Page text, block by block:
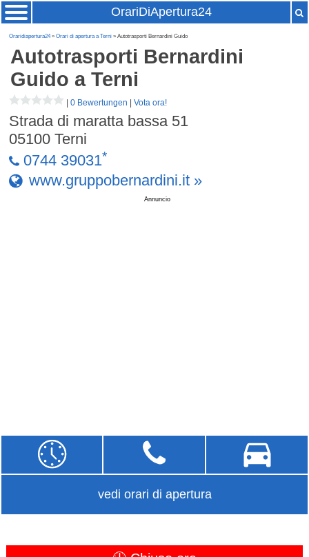
OrariDiApertura24
Oraridiapertura24»Orari di apertura a Terni » Autotrasporti Bernardini Guido
Autotrasporti Bernardini
Guido a Terni
|0 Bewertungen |Vota ora!
Strada di maratta bassa 51
05100 Terni
0744 39031*
www.gruppobernardini.it »
Annuncio
vedi orari di apertura